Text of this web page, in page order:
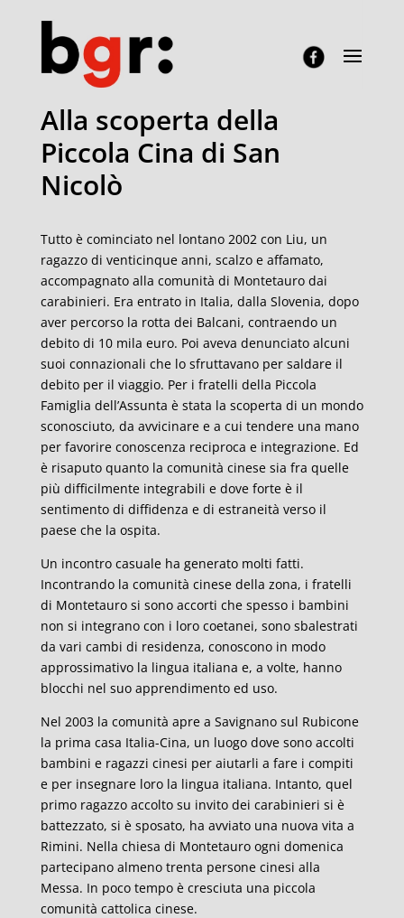
Alla scoperta della
Piccola Cina di San
Nicolò
Tutto è cominciato nel lontano 2002 con Liu, un
ragazzo di venticinque anni, scalzo e affamato,
accompagnato alla comunità di Montetauro dai
carabinieri. Era entrato in Italia, dalla Slovenia, dopo
aver percorso la rotta dei Balcani, contraendo un
debito di 10 mila euro. Poi aveva denunciato alcuni
suoi connazionali che lo sfruttavano per saldare il
debito per il viaggio. Per i fratelli della Piccola
Famiglia dell’Assunta è stata la scoperta di un mondo
sconosciuto, da avvicinare e a cui tendere una mano
per favorire conoscenza reciproca e integrazione. Ed
è risaputo quanto la comunità cinese sia fra quelle
più difficilmente integrabili e dove forte è il
sentimento di diffidenza e di estraneità verso il
paese che la ospita.
Un incontro casuale ha generato molti fatti.
Incontrando la comunità cinese della zona, i fratelli
di Montetauro si sono accorti che spesso i bambini
non si integrano con i loro coetanei, sono sbalestrati
da vari cambi di residenza, conoscono in modo
approssimativo la lingua italiana e, a volte, hanno
blocchi nel suo apprendimento ed uso.
Nel 2003 la comunità apre a Savignano sul Rubicone
la prima casa Italia-Cina, un luogo dove sono accolti
bambini e ragazzi cinesi per aiutarli a fare i compiti
e per insegnare loro la lingua italiana. Intanto, quel
primo ragazzo accolto su invito dei carabinieri si è
battezzato, si è sposato, ha avviato una nuova vita a
Rimini. Nella chiesa di Montetauro ogni domenica
partecipano almeno trenta persone cinesi alla
Messa. In poco tempo è cresciuta una piccola
comunità cattolica cinese.